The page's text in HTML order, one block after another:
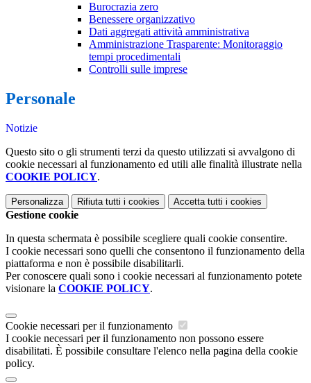
Burocrazia zero
Benessere organizzativo
Dati aggregati attività amministrativa
Amministrazione Trasparente: Monitoraggio
tempi procedimentali
Controlli sulle imprese
Personale
Notizie
Questo sito o gli strumenti terzi da questo utilizzati si avvalgono di
cookie necessari al funzionamento ed utili alle finalità illustrate nella
COOKIE POLICY.
Personalizza Rifiuta tutti i cookies Accetta tutti i cookies
Gestione cookie
In questa schermata è possibile scegliere quali cookie consentire.
I cookie necessari sono quelli che consentono il funzionamento della
piattaforma e non è possibile disabilitarli.
Per conoscere quali sono i cookie necessari al funzionamento potete
visionare la COOKIE POLICY.
Cookie necessari per il funzionamento
I cookie necessari per il funzionamento non possono essere
disabilitati. È possibile consultare l'elenco nella pagina della cookie
policy.